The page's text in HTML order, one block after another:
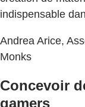
indispensable
Andrea Arice,
Monks
Concevoir
gamers